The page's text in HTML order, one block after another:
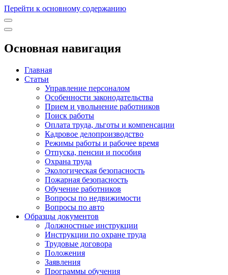
Перейти к основному содержанию
Основная навигация
Главная
Статьи
Управление персоналом
Особенности законодательства
Прием и увольнение работников
Поиск работы
Оплата труда, льготы и компенсации
Кадровое делопроизводство
Режимы работы и рабочее время
Отпуска, пенсии и пособия
Охрана труда
Экологическая безопасность
Пожарная безопасность
Обучение работников
Вопросы по недвижимости
Вопросы по авто
Образцы документов
Должностные инструкции
Инструкции по охране труда
Трудовые договора
Положения
Заявления
Программы обучения